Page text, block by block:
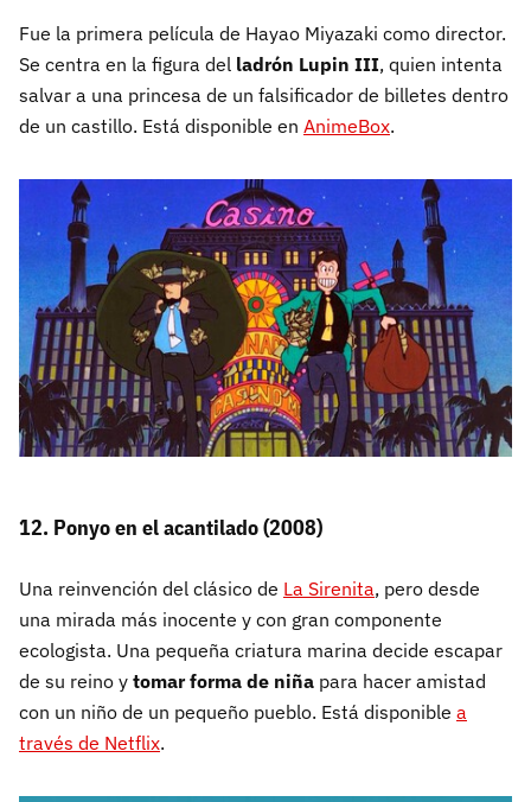
Fue la primera película de Hayao Miyazaki como director.
Se centra en la figura del ladrón Lupin III, quien intenta
salvar a una princesa de un falsificador de billetes dentro
de un castillo. Está disponible en AnimeBox.
12. Ponyo en el acantilado (2008)
Una reinvención del clásico de La Sirenita, pero desde
una mirada más inocente y con gran componente
ecologista. Una pequeña criatura marina decide escapar
de su reino y tomar forma de niña para hacer amistad
con un niño de un pequeño pueblo. Está disponible a
través de Netflix.